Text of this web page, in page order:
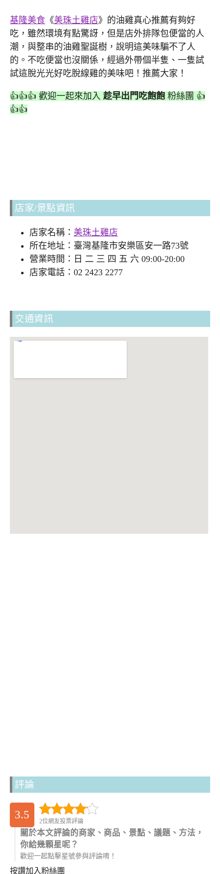
基隆美食 《美珠土雞店》的油雞真心推薦有夠好
吃，雖然環境有點驚訝，但是店外排隊包便當的人
潮，與整串的油雞聖誕樹，說明這美味騙不了人
的。不吃便當也沒關係，經過外帶個半隻、一隻試
試這脫光光好吃脫線雞的美味吧！推薦大家！
👍👍👍 歡迎一起來加入 趁早出門吃飽飽 粉絲團 👍
👍👍
店家/景點資訊
店家名稱： 美珠土雞店
所在地址：臺灣基隆市安樂區安一路73號
營業時間：日 二 三 四 五 六 09:00-20:00
店家電話：02 2423 2277
交通資訊
評論
3.5
2位網友投票評論
關於本文評論的商家、商品、景點、議題、方法，
你給幾顆星呢？
歡迎一起點擊星號參與評論唷！
按讚加入粉絲團